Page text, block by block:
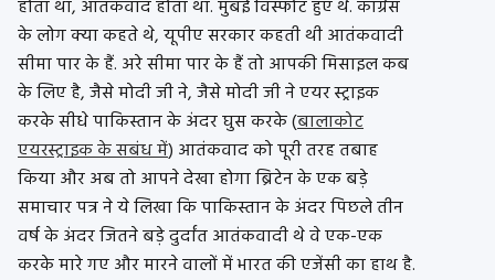
होता था, आतंकवाद होता था. मुंबई विस्फोट हुए थे. कांग्रेस
के लोग क्या कहते थे, यूपीए सरकार कहती थी आतंकवादी
सीमा पार के हैं. अरे सीमा पार के हैं तो आपकी मिसाइल कब
के लिए है, जैसे मोदी जी ने, जैसे मोदी जी ने एयर स्ट्राइक
करके सीधे पाकिस्तान के अंदर घुस करके (बालाकोट
एयरस्ट्राइक के सबंध में) आतंकवाद को पूरी तरह तबाह
किया और अब तो आपने देखा होगा ब्रिटेन के एक बड़े
समाचार पत्र ने ये लिखा कि पाकिस्तान के अंदर पिछले तीन
वर्ष के अंदर जितने बड़े दुर्दांत आतंकवादी थे वे एक-एक
करके मारे गए और मारने वालों में भारत की एजेंसी का हाथ है.